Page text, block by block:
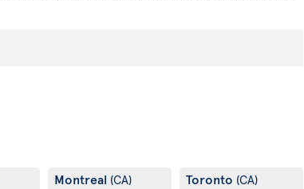
Montreal (CA) Toronto (CA)